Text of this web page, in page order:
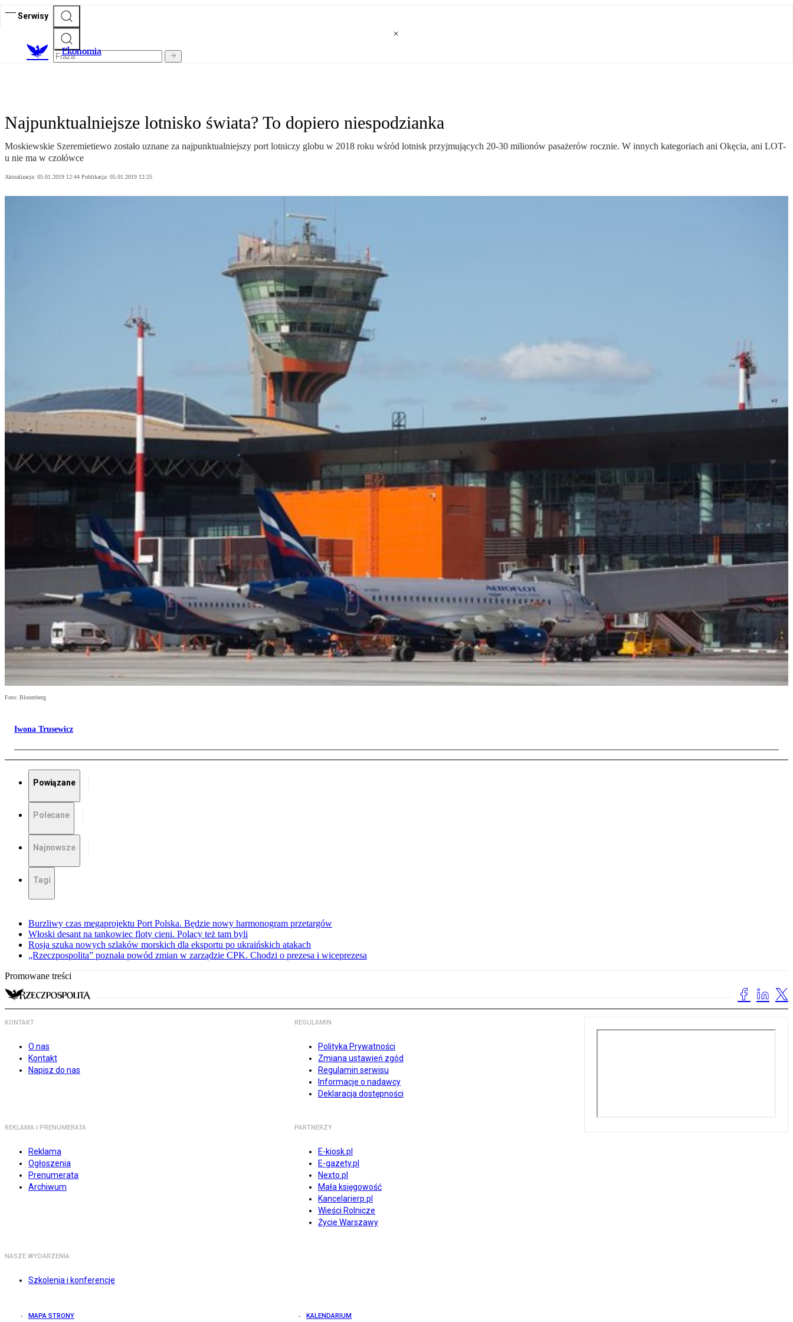
Serwisy
Ekonomia
Najpunktualniejsze lotnisko świata? To dopiero niespodzianka
Moskiewskie Szeremietiewo zostało uznane za najpunktualniejszy port lotniczy globu w 2018 roku wśród lotnisk przyjmujących 20-30 milionów pasażerów rocznie. W innych kategoriach ani Okęcia, ani LOT-
u nie ma w czołówce
Aktualizacja: 05.01.2019 12:44 Publikacja: 05.01.2019 12:25
Foto: Bloomberg
Iwona Trusewicz
Powiązane
Polecane
Najnowsze
Tagi
Burzliwy czas megaprojektu Port Polska. Będzie nowy harmonogram przetargów
Włoski desant na tankowiec floty cieni. Polacy też tam byli
Rosja szuka nowych szlaków morskich dla eksportu po ukraińskich atakach
„Rzeczpospolita” poznała powód zmian w zarządzie CPK. Chodzi o prezesa i wiceprezesa
Promowane treści
KONTAKT
O nas
Kontakt
Napisz do nas
REGULAMIN
Polityka Prywatności
Zmiana ustawień zgód
Regulamin serwisu
Informacje o nadawcy
Deklaracja dostępności
REKLAMA I PRENUMERATA
Reklama
Ogłoszenia
Prenumerata
Archiwum
PARTNERZY
E-kiosk.pl
E-gazety.pl
Nexto.pl
Mała księgowość
Kancelarierp.pl
Wieści Rolnicze
Życie Warszawy
NASZE WYDARZENIA
Szkolenia i konferencje
MAPA STRONY KALENDARIUM